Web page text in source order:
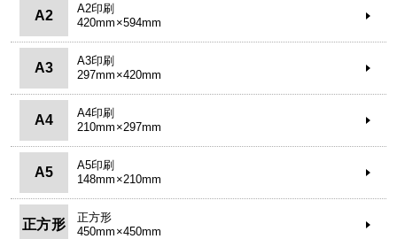
A2
A2印刷
420mm×594mm
A3
A3印刷
297mm×420mm
A4
A4印刷
210mm×297mm
A5
A5印刷
148mm×210mm
正方形
正方形
450mm×450mm